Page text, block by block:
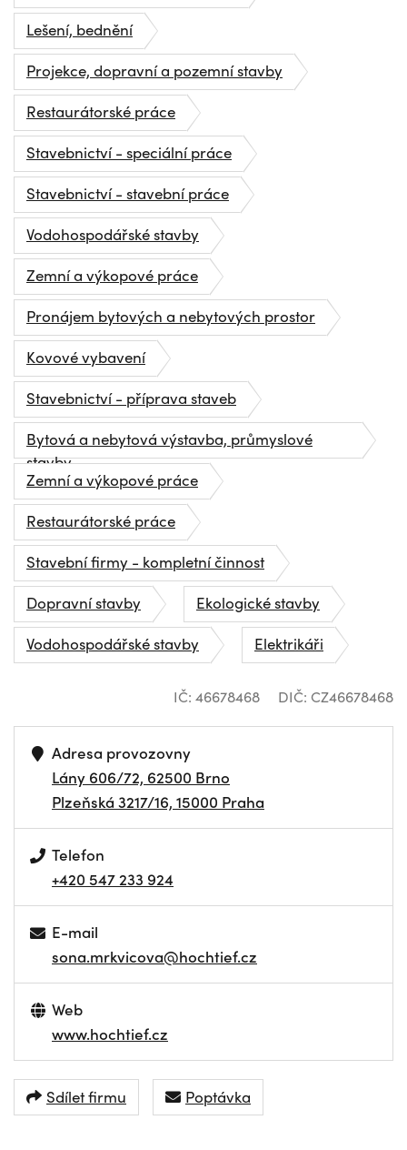
Lešení, bednění
Projekce, dopravní a pozemní stavby
Restaurátorské práce
Stavebnictví - speciální práce
Stavebnictví - stavební práce
Vodohospodářské stavby
Zemní a výkopové práce
Pronájem bytových a nebytových prostor
Kovové vybavení
Stavebnictví - příprava staveb
Bytová a nebytová výstavba, průmyslové
stavby
Zemní a výkopové práce
Restaurátorské práce
Stavební firmy - kompletní činnost
Dopravní stavby
Ekologické stavby
Vodohospodářské stavby
Elektrikáři
IČ: 46678468 DIČ: CZ46678468
Adresa provozovny
Lány 606/72, 62500 Brno
Plzeňská 3217/16, 15000 Praha
Telefon
+420 547 233 924
E-mail
sona.mrkvicova@hochtief.cz
Web
www.hochtief.cz
Sdílet firmu Poptávka